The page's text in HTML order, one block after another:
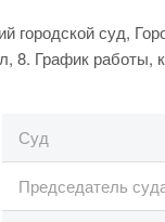
городской суд,
8. График работы,
Суд
Председатель